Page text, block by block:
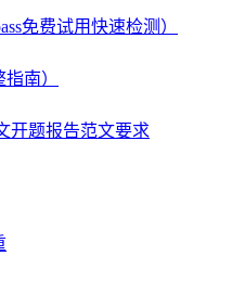
免费试用快速检测）
南）
开题报告范文要求